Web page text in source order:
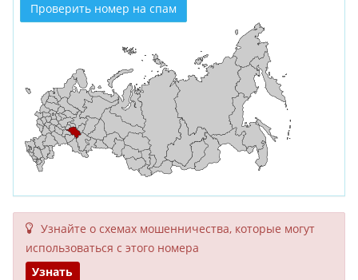
Проверить номер на спам
Узнайте о схемах мошенни­чества, кото­рые могут
исполь­зоваться с этого номера
Узнать